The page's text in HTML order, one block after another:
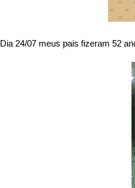
Dia 24/07 meus pais fizeram 52